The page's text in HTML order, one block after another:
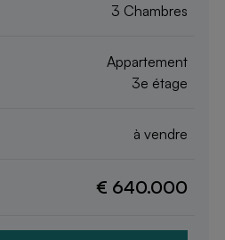
3 Chambres
Appartement
3e étage
à vendre
€ 640.000